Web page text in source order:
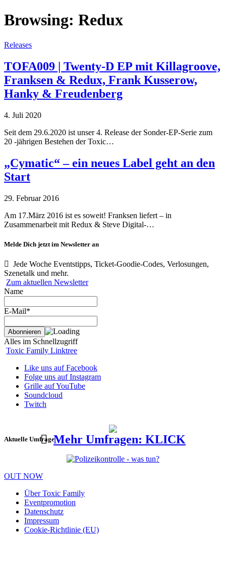
Browsing: Redux
Releases
TOFA009 | Twenty-D EP mit Killagroove,
Franksen & Redux, Frank Kusserow,
Hanky & Freudenberg
4. Juli 2020
Seit dem 29.6.2020 ist unser 4. Release der Sonder-EP-Serie zum
20 -jährigen Bestehen der Toxic…
„Cymatic“ – ein neues Label geht an den
Start
29. Februar 2016
Am 17.März 2016 ist es soweit! Franksen liefert – in
Zusammenarbeit mit Redux & Steve Digital-…
Melde Dich jetzt im Newsletter an
Jede Woche Eventstipps, Ticket-Goodie-Codes, Verlosungen,
Szenetalk und mehr.
Zum aktuellen Newsletter
Name
E-Mail*
Alles im Schnellzugriff
Toxic Family Linktree
Like uns auf Facebook
Folge uns auf Instagram
Grille auf YouTube
Soundcloud
Twitch
Aktuelle UmfrageMehr Umfragen: KLICK
OUT NOW
Über Toxic Family
Eventpromotion
Datenschutz
Impressum
Cookie-Richtlinie (EU)